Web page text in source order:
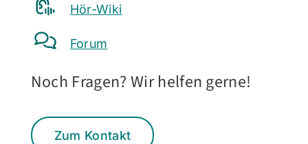
Hör-Wiki
Forum
Noch Fragen? Wir helfen gerne!
Zum Kontakt